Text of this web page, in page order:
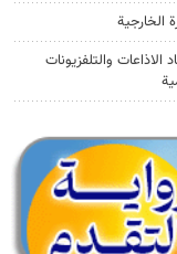
الخارجية
الاذاعات والتلفزيونات